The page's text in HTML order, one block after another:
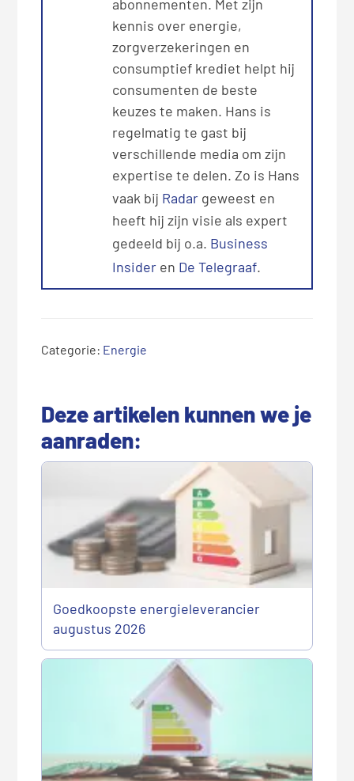
abonnementen. Met zijn
kennis over energie,
zorgverzekeringen en
consumptief krediet helpt hij
consumenten de beste
keuzes te maken. Hans is
regelmatig te gast bij
verschillende media om zijn
expertise te delen. Zo is Hans
vaak bij Radar geweest en
heeft hij zijn visie als expert
gedeeld bij o.a. Business
Insider en De Telegraaf.
Categorie: Energie
Deze artikelen kunnen we je
aanraden:
Goedkoopste energieleverancier
augustus 2026